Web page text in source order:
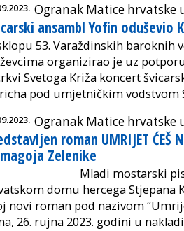
Ogranak Matice hrvatske
ansambl Yofin oduševio
53. Varaždinskih baroknih
organizirao je uz
Svetoga Križa koncert
pod umjetničkim vodstvom
Ogranak Matice hrvatske
roman UMRIJET ĆEŠ
Zelenike
mostarski pisac
domu hercega Stjepana
novi roman pod nazivom
26. rujna 2023. godini u